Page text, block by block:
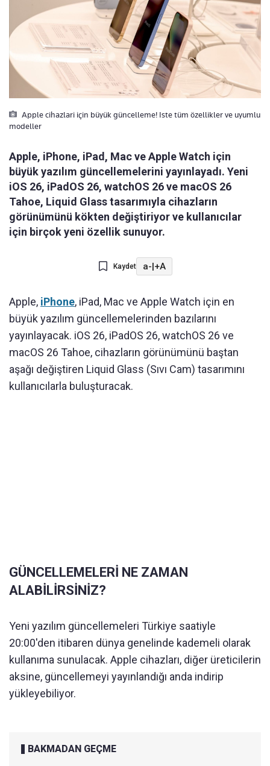
Apple cihazlari için büyük güncelleme! Iste tüm özellikler ve uyumlu
modeller
Apple, iPhone, iPad, Mac ve Apple Watch için
büyük yazılım güncellemelerini yayınlayadı. Yeni
iOS 26, iPadOS 26, watchOS 26 ve macOS 26
Tahoe, Liquid Glass tasarımıyla cihazların
görünümünü kökten değiştiriyor ve kullanıcılar
için birçok yeni özellik sunuyor.
Kaydet a-|+A
Apple, iPhone, iPad, Mac ve Apple Watch için en
büyük yazılım güncellemelerinden bazılarını
yayınlayacak. iOS 26, iPadOS 26, watchOS 26 ve
macOS 26 Tahoe, cihazların görünümünü baştan
aşağı değiştiren Liquid Glass (Sıvı Cam) tasarımını
kullanıcılarla buluşturacak.
GÜNCELLEMELERİ NE ZAMAN
ALABİLİRSİNİZ?
Yeni yazılım güncellemeleri Türkiye saatiyle
20:00'den itibaren dünya genelinde kademeli olarak
kullanıma sunulacak. Apple cihazları, diğer üreticilerin
aksine, güncellemeyi yayınlandığı anda indirip
yükleyebiliyor.
BAKMADAN GEÇME